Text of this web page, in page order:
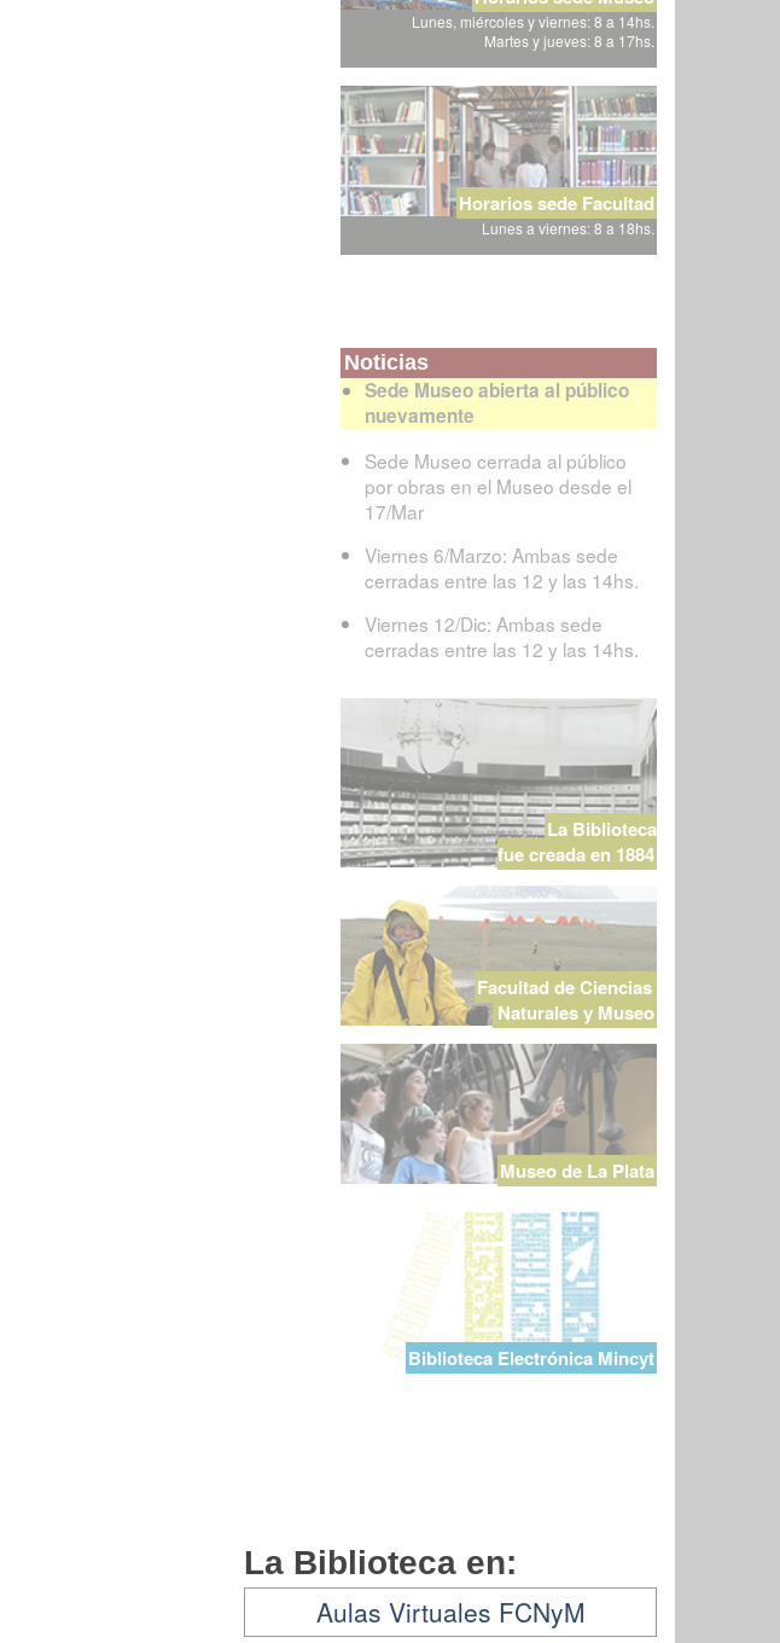
Lunes, miércoles y viernes: 8 a 14hs.
Martes y jueves: 8 a 17hs.
Horarios sede Facultad
Lunes a viernes: 8 a 18hs.
Noticias
Sede Museo abierta al público
nuevamente
Sede Museo cerrada al público
por obras en el Museo desde el
17/Mar
Viernes 6/Marzo: Ambas sede
cerradas entre las 12 y las 14hs.
Viernes 12/Dic: Ambas sede
cerradas entre las 12 y las 14hs.
La Biblioteca
fue creada en 1884
Facultad de Ciencias
Naturales y Museo
Museo de La Plata
Biblioteca Electrónica Mincyt
La Biblioteca en:
Aulas Virtuales FCNyM